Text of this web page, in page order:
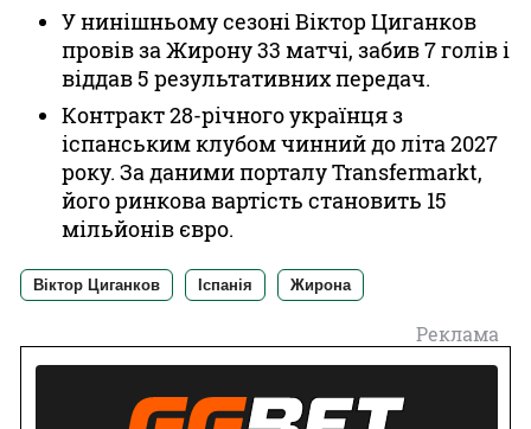
У нинішньому сезоні Віктор Циганков
провів за Жирону 33 матчі, забив 7 голів і
віддав 5 результативних передач.
Контракт 28-річного українця з
іспанським клубом чинний до літа 2027
року. За даними порталу Transfermarkt,
його ринкова вартість становить 15
мільйонів євро.
Віктор Циганков Іспанія Жирона
Реклама